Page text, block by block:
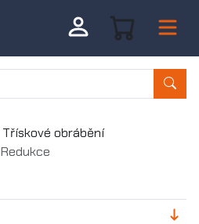
Třískové obrábění
Redukce